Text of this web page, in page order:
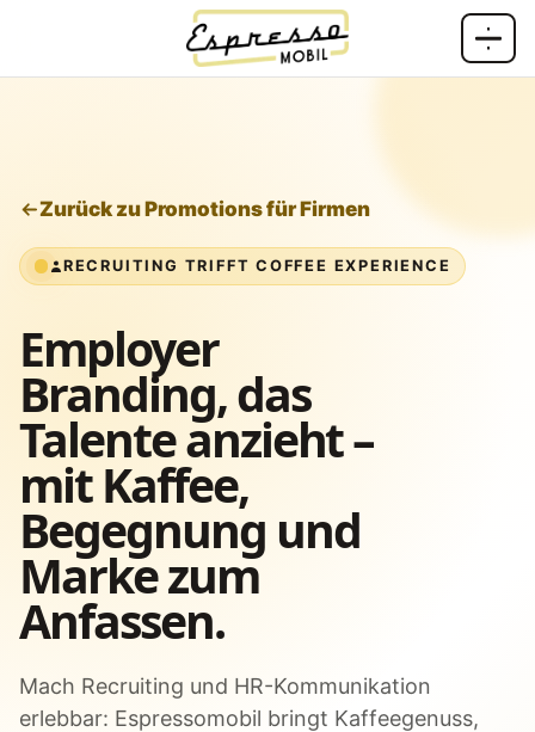
Zurück zu Promotions für Firmen
RECRUITING TRIFFT COFFEE EXPERIENCE
Employer
Branding, das
Talente anzieht –
mit Kaffee,
Begegnung und
Marke zum
Anfassen.
Mach Recruiting und HR-Kommunikation
erlebbar: Espressomobil bringt Kaffeegenuss,